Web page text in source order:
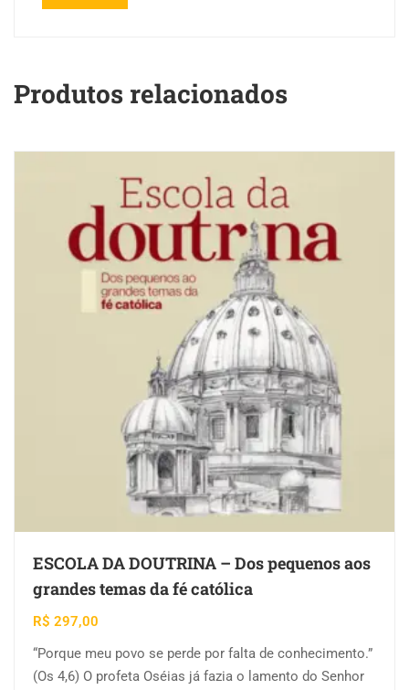
Produtos relacionados
ESCOLA DA DOUTRINA – Dos pequenos aos
grandes temas da fé católica
R$ 297,00
“Porque meu povo se perde por falta de conhecimento.”
(Os 4,6) O profeta Oséias já fazia o lamento do Senhor